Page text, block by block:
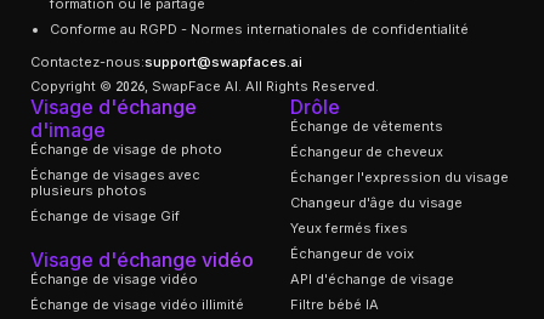
formation ou le partage
Conforme au RGPD - Normes internationales de confidentialité
Contactez-nous:support@swapfaces.ai
Copyright © 2026, SwapFace AI. All Rights Reserved.
Visage d'échange
d'image
Échange de visage de photo
Échange de visages avec
plusieurs photos
Échange de visage Gif
Visage d'échange vidéo
Échange de visage vidéo
Échange de visage vidéo illimité
Drôle
Échange de vêtements
Échangeur de cheveux
Échanger l'expression du visage
Changeur d'âge du visage
Yeux fermés fixes
Échangeur de voix
API d'échange de visage
Filtre bébé IA